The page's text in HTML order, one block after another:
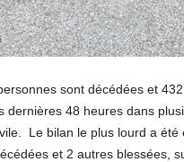
sont décédées et
dernières 48 heures dans
Le bilan le plus lourd a
et 2 autres blessées,